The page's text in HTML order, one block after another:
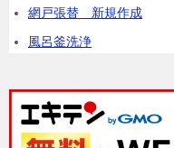
網戸張替 新規作成
風呂釜洗浄